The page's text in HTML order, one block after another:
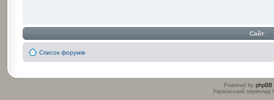
Сайт ‹
Список форумів
Powered by phpBB
Український